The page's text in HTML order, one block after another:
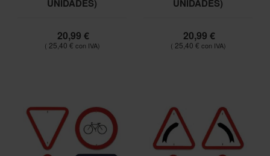
UNIDADES)
20,99 €
25,40 €
UNIDADES)
20,99 €
25,40 €